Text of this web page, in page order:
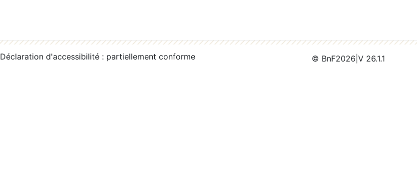
Déclaration d'accessibilité : partiellement conforme © BnF2026 V 26.1.1